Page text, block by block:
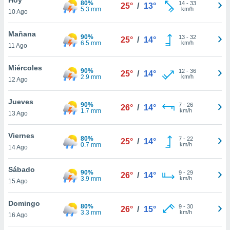
en
más
nuestra
de
cookies
aceptar
10 Ago
80%
5.3 mm
25° / 13° 14- 33
km/h
Mañana
11 Ago
90%
6.5 mm
25° / 14° 13- 32
km/h
Miércoles
12 Ago
90%
2.9 mm
25° / 14° 12- 36
km/h
Jueves
13 Ago
90%
1.7 mm
26° / 14° 7- 26
km/h
Viernes
14 Ago
80%
0.7 mm
25° / 14° 7- 22
km/h
Sábado
15 Ago
90%
3.9 mm
26° / 14° 9- 29
km/h
Domingo
16 Ago
80%
3.3 mm
26° / 15° 9- 30
km/h